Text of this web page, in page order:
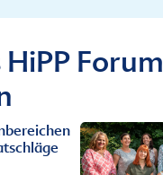
Forum